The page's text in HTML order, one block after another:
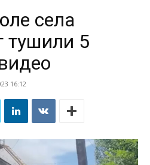
села
тушили 5
16:12